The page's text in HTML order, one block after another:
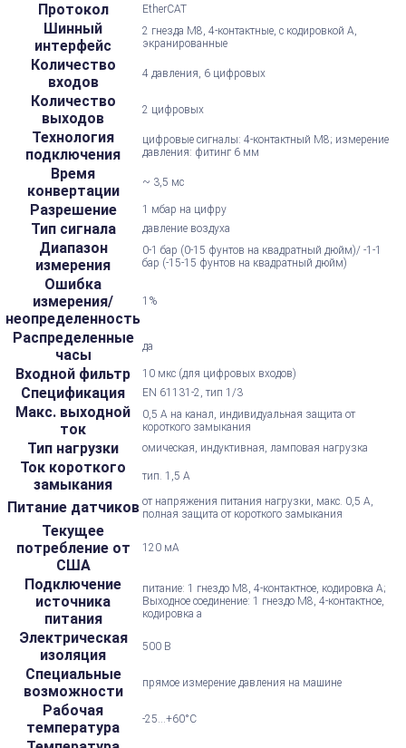
Протокол EtherCAT
Шинный
интерфейс
2 гнезда M8, 4-контактные, с кодировкой А,
экранированные
Количество
входов
4 давления, 6 цифровых
Количество
выходов
2 цифровых
Технология
подключения
цифровые сигналы: 4-контактный M8; измерение
давления: фитинг 6 мм
Время
конвертации
~ 3,5 мс
Разрешение 1 мбар на цифру
Тип сигнала давление воздуха
Диапазон
измерения
0-1 бар (0-15 фунтов на квадратный дюйм)/ -1-1
бар (-15-15 фунтов на квадратный дюйм)
Ошибка
измерения/
неопределенность
1%
Распределенные
часы
да
Входной фильтр 10 мкс (для цифровых входов)
Спецификация EN 61131-2, тип 1/3
Макс. выходной
ток
0,5 А на канал, индивидуальная защита от
короткого замыкания
Тип нагрузки омическая, индуктивная, ламповая нагрузка
Ток короткого
замыкания
тип. 1,5 А
Питание датчиков от напряжения питания нагрузки, макс. 0,5 А,
полная защита от короткого замыкания
Текущее
потребление от
США
120 мА
Подключение
источника
питания
питание: 1 гнездо M8, 4-контактное, кодировка А;
Выходное соединение: 1 гнездо M8, 4-контактное,
кодировка a
Электрическая
изоляция
500 В
Специальные
возможности
прямое измерение давления на машине
Рабочая
температура
-25...+60°С